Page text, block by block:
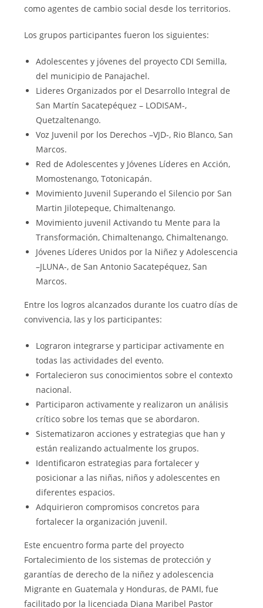
como agentes de cambio social desde los territorios.
Los grupos participantes fueron los siguientes:
Adolescentes y jóvenes del proyecto CDI Semilla,
del municipio de Panajachel.
Lideres Organizados por el Desarrollo Integral de
San Martín Sacatepéquez – LODISAM-,
Quetzaltenango.
Voz Juvenil por los Derechos –VJD-, Rio Blanco, San
Marcos.
Red de Adolescentes y Jóvenes Líderes en Acción,
Momostenango, Totonicapán.
Movimiento Juvenil Superando el Silencio por San
Martin Jilotepeque, Chimaltenango.
Movimiento juvenil Activando tu Mente para la
Transformación, Chimaltenango, Chimaltenango.
Jóvenes Líderes Unidos por la Niñez y Adolescencia
–JLUNA-, de San Antonio Sacatepéquez, San
Marcos.
Entre los logros alcanzados durante los cuatro días de
convivencia, las y los participantes:
Lograron integrarse y participar activamente en
todas las actividades del evento.
Fortalecieron sus conocimientos sobre el contexto
nacional.
Participaron activamente y realizaron un análisis
crítico sobre los temas que se abordaron.
Sistematizaron acciones y estrategias que han y
están realizando actualmente los grupos.
Identificaron estrategias para fortalecer y
posicionar a las niñas, niños y adolescentes en
diferentes espacios.
Adquirieron compromisos concretos para
fortalecer la organización juvenil.
Este encuentro forma parte del proyecto
Fortalecimiento de los sistemas de protección y
garantías de derecho de la niñez y adolescencia
Migrante en Guatemala y Honduras, de PAMI, fue
facilitado por la licenciada Diana Maribel Pastor